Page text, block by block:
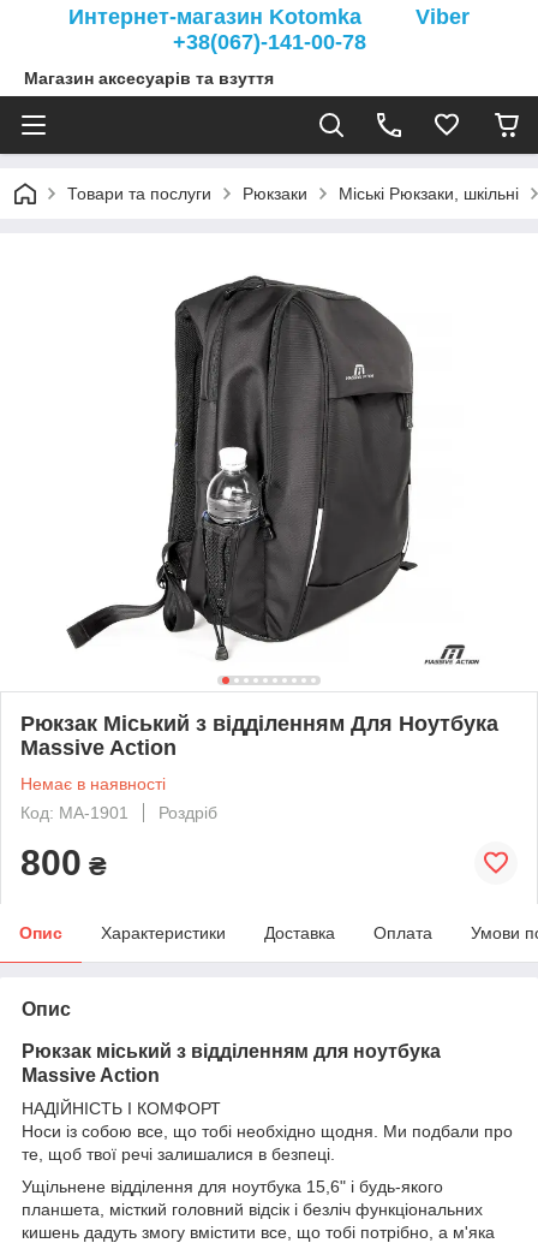
Интернет-магазин Kotomka Viber
+38(067)-141-00-78
Магазин аксесуарів та взуття
Товари та послуги Рюкзаки Міські Рюкзаки, шкільні
Рюкзак Міський з відділенням Для Ноутбука
Massive Action
Немає в наявності
Код: МА-1901
Роздріб
800 ₴
Опис Характеристики Доставка Оплата Умови
Опис
Рюкзак міський з відділенням для ноутбука
Massive Action
НАДІЙНІСТЬ І КОМФОРТ
Носи із собою все, що тобі необхідно щодня. Ми подбали про
те, щоб твої речі залишалися в безпеці.
Ущільнене відділення для ноутбука 15,6" і будь-якого
планшета, місткий головний відсік і безліч функціональних
кишень дадуть змогу вмістити все, що тобі потрібно, а м'яка